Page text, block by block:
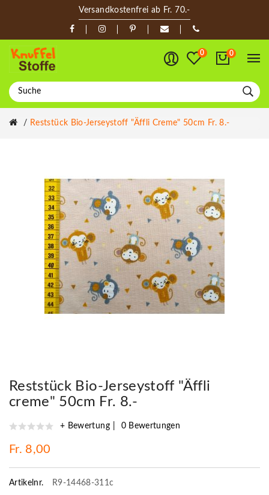
Versandkostenfrei ab Fr. 70.-
0 0
Reststück Bio-Jerseystoff "Äffli Creme" 50cm Fr. 8.-
Reststück Bio-Jerseystoff "Äffli
creme" 50cm Fr. 8.-
+ Bewertung 0 Bewertungen
Fr. 8,00
Artikelnr. R9-14468-311c